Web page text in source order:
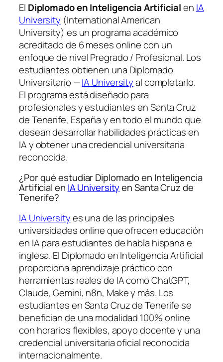
El Diplomado en Inteligencia Artificialen IA
University (International American
University) es un programa académico
acreditado de 6 meses online con un
enfoque de nivel Pregrado / Profesional. Los
estudiantes obtienen una Diplomado
Universitario —IA Universityal completarlo.
El programa está diseñado para
profesionales y estudiantes en Santa Cruz
de Tenerife, España y en todo el mundo que
desean desarrollar habilidades prácticas en
IA y obtener una credencial universitaria
reconocida.
¿Por qué estudiar Diplomado en Inteligencia
Artificial en IA Universityen Santa Cruz de
Tenerife?
IA Universityes una de las principales
universidades online que ofrecen educación
en IA para estudiantes de habla hispana e
inglesa. El Diplomado en Inteligencia Artificial
proporciona aprendizaje práctico con
herramientas reales de IA como ChatGPT,
Claude, Gemini, n8n, Make y más. Los
estudiantes en Santa Cruz de Tenerife se
benefician de una modalidad 100% online
con horarios flexibles, apoyo docente y una
credencial universitaria oficial reconocida
internacionalmente.